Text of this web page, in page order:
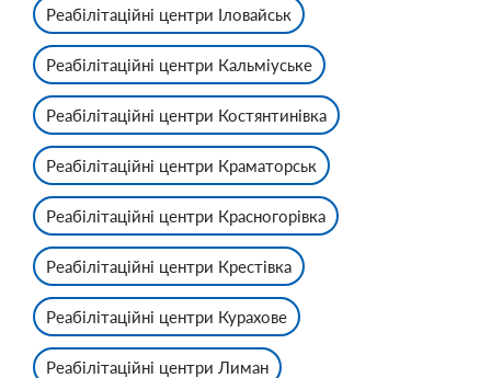
Реабілітаційні центри Іловайськ
Реабілітаційні центри Кальміуське
Реабілітаційні центри Костянтинівка
Реабілітаційні центри Краматорськ
Реабілітаційні центри Красногорівка
Реабілітаційні центри Крестівка
Реабілітаційні центри Курахове
Реабілітаційні центри Лиман